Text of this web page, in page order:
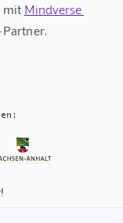
mit Mindverse